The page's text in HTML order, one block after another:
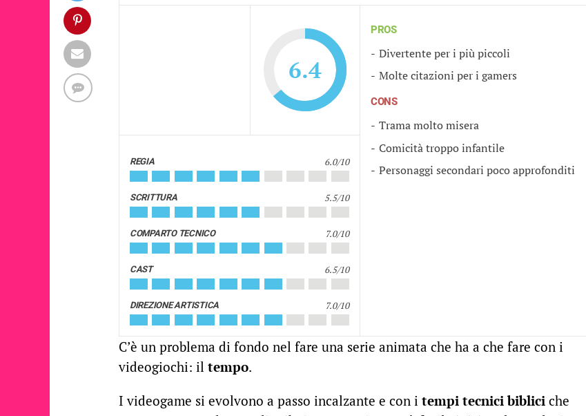
6.4
REGIA 6.0/10
SCRITTURA 5.5/10
COMPARTO TECNICO 7.0/10
CAST 6.5/10
DIREZIONE ARTISTICA 7.0/10
PROS
Divertente per i più piccoli
Molte citazioni per i gamers
CONS
Trama molto misera
Comicità troppo infantile
Personaggi secondari poco approfonditi
C’è un problema di fondo nel fare una serie animata che ha a che fare con i
videogiochi: il tempo.
I videogame si evolvono a passo incalzante e con i tempi tecnici biblici che